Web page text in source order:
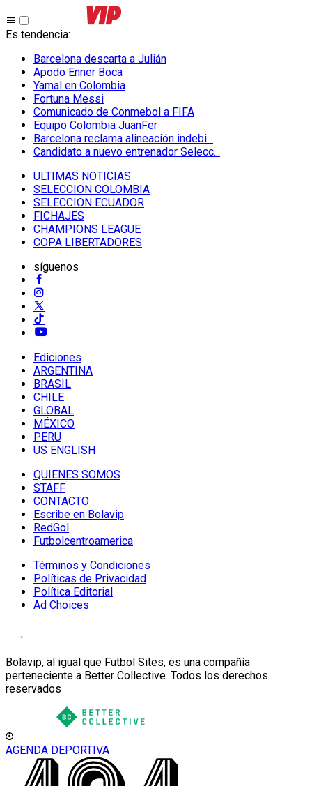
Es tendencia:
Barcelona descarta a Julián
Apodo Enner Boca
Yamal en Colombia
Fortuna Messi
Comunicado de Conmebol a FIFA
Equipo Colombia JuanFer
Barcelona reclama alineación indebi...
Candidato a nuevo entrenador Selecc...
ULTIMAS NOTICIAS
SELECCION COLOMBIA
SELECCION ECUADOR
FICHAJES
CHAMPIONS LEAGUE
COPA LIBERTADORES
síguenos
Ediciones
ARGENTINA
BRASIL
CHILE
GLOBAL
MÉXICO
PERU
US ENGLISH
QUIENES SOMOS
STAFF
CONTACTO
Escribe en Bolavip
RedGol
Futbolcentroamerica
Términos y Condiciones
Políticas de Privacidad
Política Editorial
Ad Choices
Bolavip, al igual que Futbol Sites, es una compañía
perteneciente a Better Collective. Todos los derechos
reservados
AGENDA DEPORTIVA